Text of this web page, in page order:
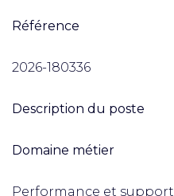
Référence
2026-180336
Description du poste
Domaine métier
Performance et support